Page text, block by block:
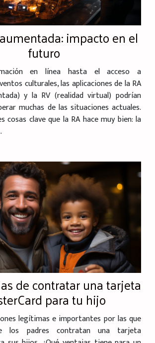
impacto en el
futuro
en línea hasta el acceso a
culturales, las aplicaciones de la RA
y la RV (realidad virtual) podrían
muchas de las situaciones actuales.
cosas clave que la RA hace muy bien: la
de contratar una tarjeta
para tu hijo
legítimas e importantes por las que
los padres contratan una tarjeta